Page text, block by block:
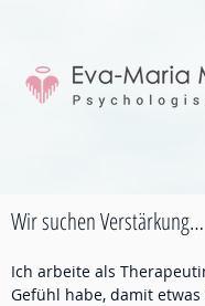
Wir suchen Verstärkung…
Ich arbeite als
Gefühl habe, damit